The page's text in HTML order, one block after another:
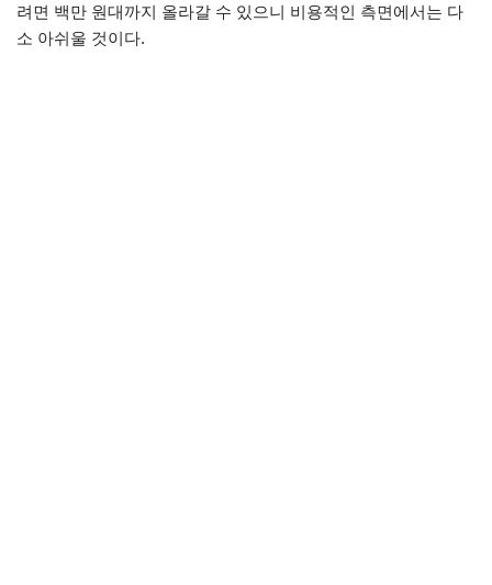
려면 백만 원대까지 올라갈 수 있으니 비용적인 측면에서는 다
소 아쉬울 것이다.